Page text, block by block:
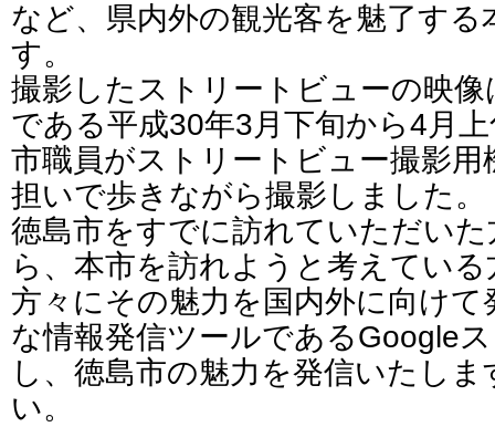
など、県内外の観光客を魅了す
す。
撮影したストリートビューの映
である平成30年3月下旬から4月
市職員がストリートビュー撮影
担いで歩きながら撮影しました。
徳島市をすでに訪れていただい
ら、本市を訪れようと考えてい
方々にその魅力を国内外に向け
な情報発信ツールであるGoogle
し、徳島市の魅力を発信いたし
い。